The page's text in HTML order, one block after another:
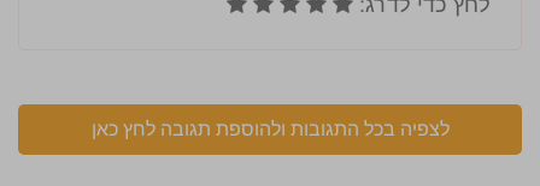
לצפיה בכל התגובות ולהוספת תגובה לחץ כאן